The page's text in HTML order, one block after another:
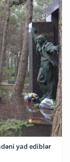
yad ediblər